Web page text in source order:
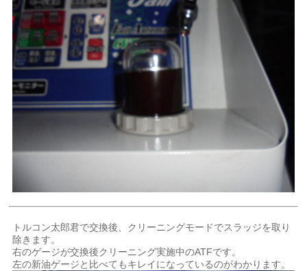
トルコン太郎君で交換後、クリーニングモードでスラッジを取り
除きます。
右のゲージが交換後クリーニング実施中のATFです。
左の新油ゲージと比べてもキレイになっているのがわかります。